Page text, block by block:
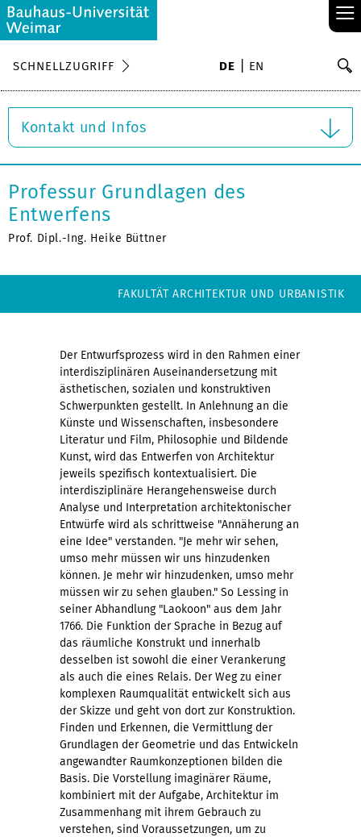
≡
SCHNELLZUGRIFF DE EN
Kontakt und Infos
Professur Grundlagen des
Entwerfens
Prof. Dipl.-Ing. Heike Büttner
FAKULTÄT ARCHITEKTUR UND URBANISTIK
Der Entwurfsprozess wird in den Rahmen einer
interdisziplinären Auseinandersetzung mit
ästhetischen, sozialen und konstruktiven
Schwerpunkten gestellt. In Anlehnung an die
Künste und Wissenschaften, insbesondere
Literatur und Film, Philosophie und Bildende
Kunst, wird das Entwerfen von Architektur
jeweils spezifisch kontextualisiert. Die
interdisziplinäre Herangehensweise durch
Analyse und Interpretation architektonischer
Entwürfe wird als schrittweise "Annäherung an
eine Idee" verstanden. "Je mehr wir sehen,
umso mehr müssen wir uns hinzudenken
können. Je mehr wir hinzudenken, umso mehr
müssen wir zu sehen glauben." So Lessing in
seiner Abhandlung "Laokoon" aus dem Jahr
1766. Die Funktion der Sprache in Bezug auf
das räumliche Konstrukt und innerhalb
desselben ist sowohl die einer Verankerung
als auch die eines Relais. Der Weg zu einer
komplexen Raumqualität entwickelt sich aus
der Skizze und geht von dort zur Konstruktion.
Finden und Erkennen, die Vermittlung der
Grundlagen der Geometrie und das Entwickeln
angewandter Raumkonzeptionen bilden die
Basis. Die Vorstellung imaginärer Räume,
kombiniert mit der Aufgabe, Architektur im
Zusammenhang mit ihrem Gebrauch zu
verstehen, sind Voraussetzungen, um zu